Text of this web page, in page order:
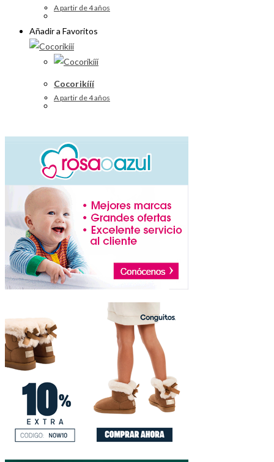
A partir de 4 años
Añadir a Favoritos
Cocorikííí
A partir de 4 años